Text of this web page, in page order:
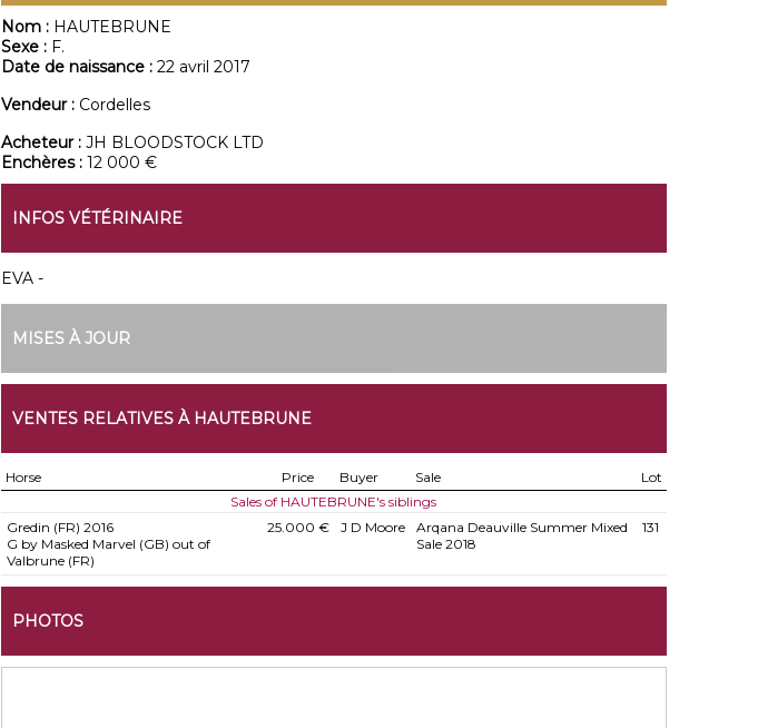
Nom : HAUTEBRUNE
Sexe : F.
Date de naissance : 22 avril 2017
Vendeur : Cordelles
Acheteur : JH BLOODSTOCK LTD
Enchères : 12 000 €
INFOS VÉTÉRINAIRE
EVA -
MISES À JOUR
VENTES RELATIVES À HAUTEBRUNE
Horse Price Buyer Sale
Lot
Sales of HAUTEBRUNE's siblings
Gredin (FR) 2016
G by Masked Marvel (GB) out of
Valbrune (FR)
25.000 € J D Moore
Arqana Deauville Summer Mixed
Sale 2018
131
PHOTOS